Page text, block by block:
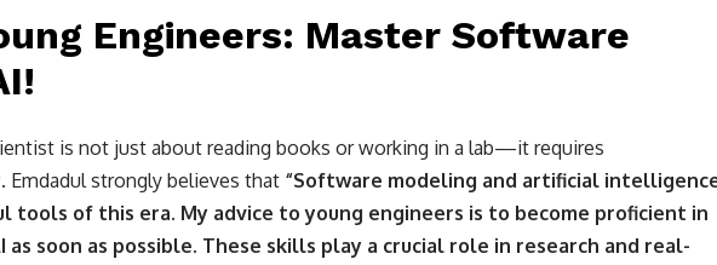
Engineers: Master Software
is not just about reading books or working in a lab—it requires
Emdadul strongly believes that “Software modeling and artificial
tools of this era. My advice to young engineers is to become proficient in
soon as possible. These skills play a crucial role in research and real-